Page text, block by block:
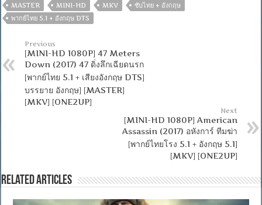
MASTER
MINI-HD MKV
ซับไทย + อังกฤษ
พากย์ไทย 5.1 + อังกฤษ DTS
Previous
[MINI-HD 1080P] 47 Meters
Down (2017) 47 ดิ่งลึกเฉียดนรก
[พากย์ไทย 5.1 + เสียงอังกฤษ DTS]
บรรยาย อังกฤษ] [MASTER]
[MKV] [ONE2UP]
Next
[MINI-HD 1080P] American
Assassin (2017) อหังการ์ ทีมฆ่า
[พากย์ไทยโรง 5.1 + อังกฤษ 5.1]
[MKV] [ONE2UP]
Related Articles